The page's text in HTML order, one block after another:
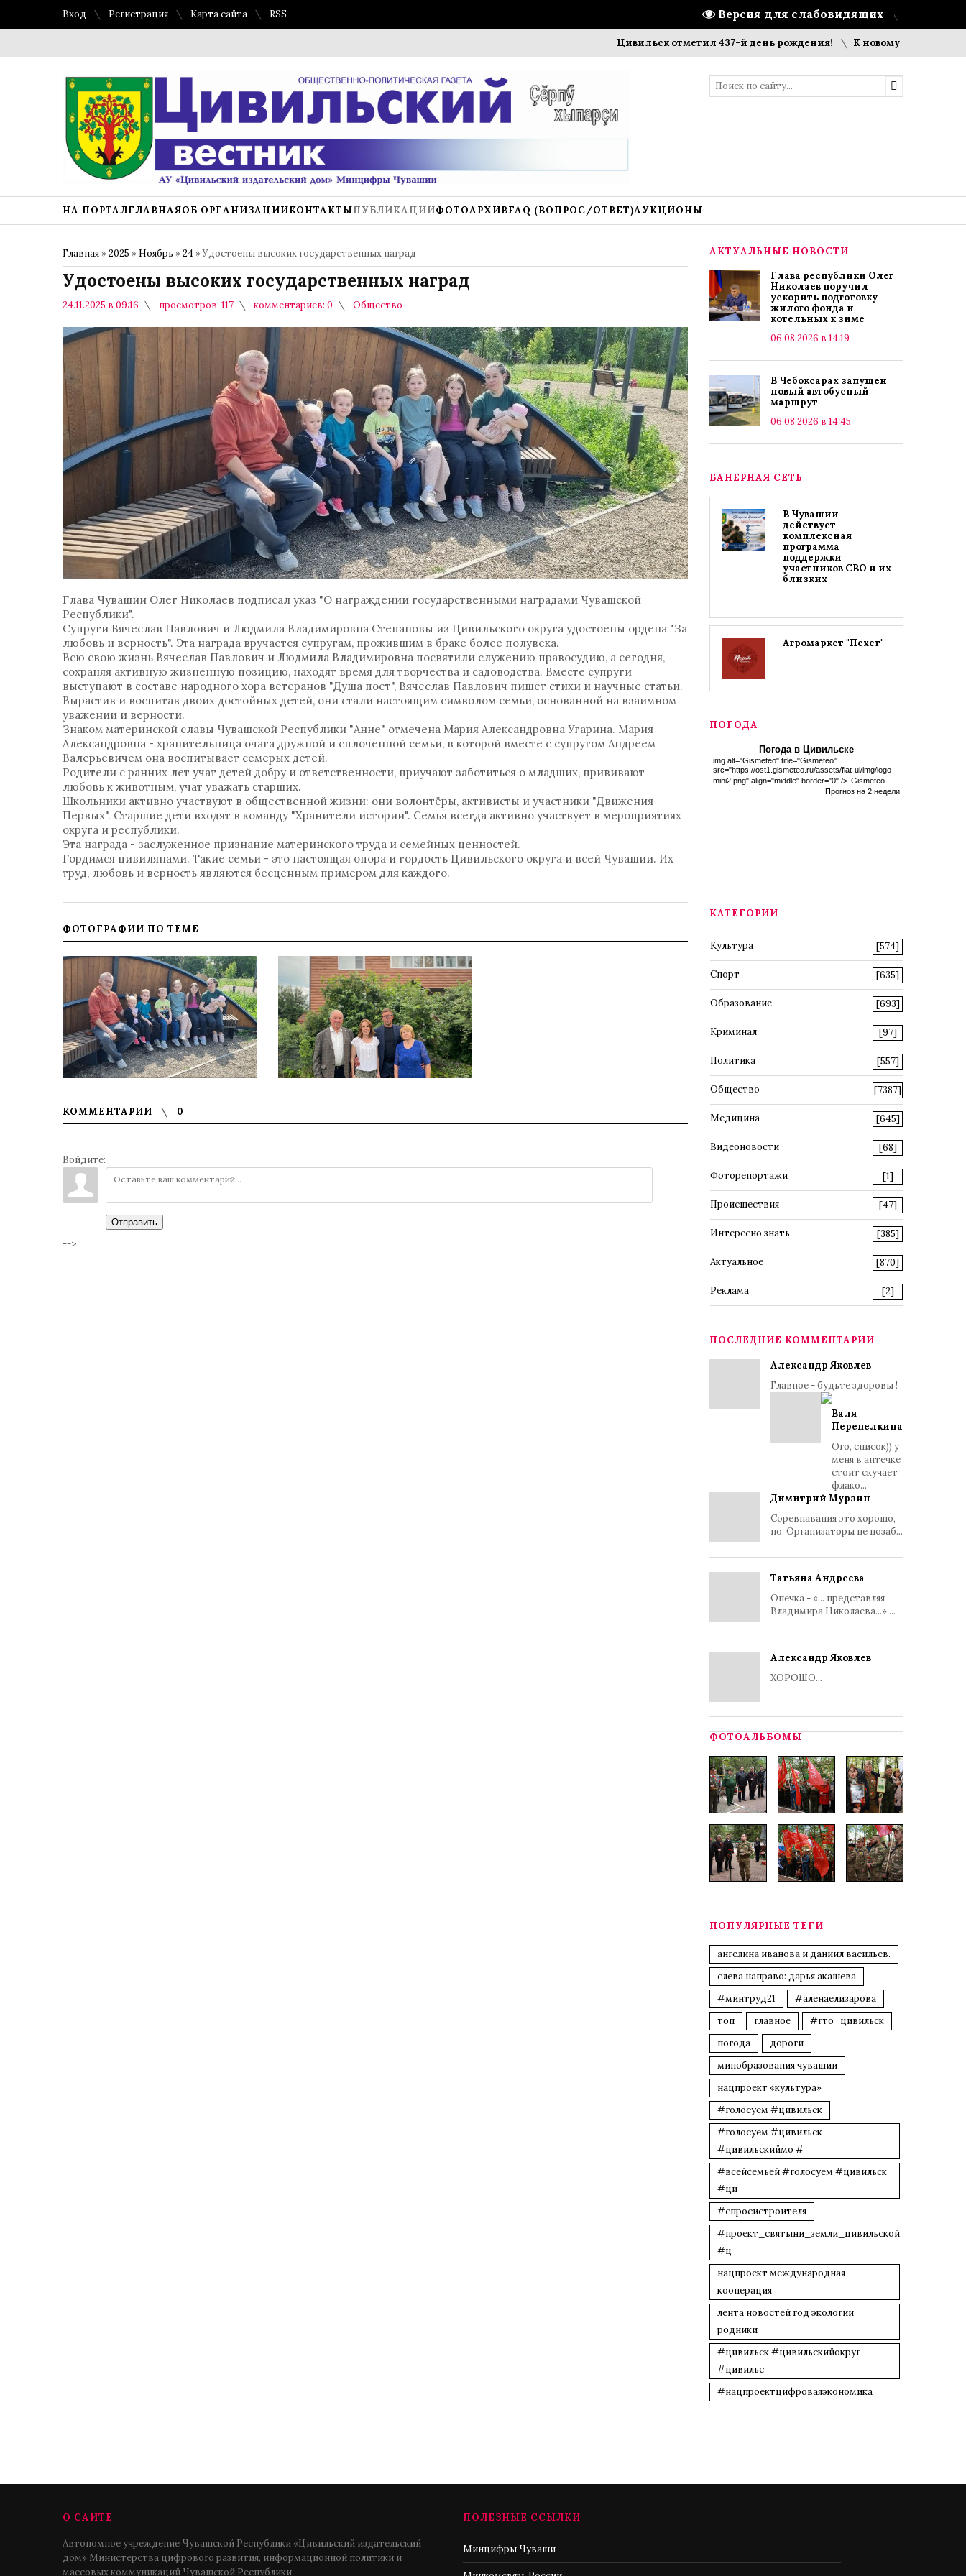
Версия для слабовидящих
Вход Регистрация Карта сайта RSS
Цивильск отметил 437-й день рождения! К новому учебному году
НА ПОРТАЛГЛАВНАЯОБ ОРГАНИЗАЦИИКОНТАКТЫПУБЛИКАЦИИФОТОАРХИВFAQ (ВОПРОС/ОТВЕТ)АУКЦИОНЫ
Главная »2025 » Ноябрь »24 » Удостоены высоких государственных наград
Удостоены высоких государственных наград
24.11.2025 в 09:16 просмотров: 117 комментариев: 0 Общество
Глава Чувашии Олег Николаев подписал указ "О награждении государственными наградами Чувашской
Республики".
Супруги Вячеслав Павлович и Людмила Владимировна Степановы из Цивильского округа удостоены ордена "За
любовь и верность". Эта награда вручается супругам, прожившим в браке более полувека.
Всю свою жизнь Вячеслав Павлович и Людмила Владимировна посвятили служению правосудию, а сегодня,
сохраняя активную жизненную позицию, находят время для творчества и садоводства. Вместе супруги
выступают в составе народного хора ветеранов "Душа поет", Вячеслав Павлович пишет стихи и научные статьи.
Вырастив и воспитав двоих достойных детей, они стали настоящим символом семьи, основанной на взаимном
уважении и верности.
Знаком материнской славы Чувашской Республики "Анне" отмечена Мария Александровна Угарина. Мария
Александровна - хранительница очага дружной и сплоченной семьи, в которой вместе с супругом Андреем
Валерьевичем она воспитывает семерых детей.
Родители с ранних лет учат детей добру и ответственности, приучают заботиться о младших, прививают
любовь к животным, учат уважать старших.
Школьники активно участвуют в общественной жизни: они волонтёры, активисты и участники "Движения
Первых". Старшие дети входят в команду "Хранители истории". Семья всегда активно участвует в мероприятиях
округа и республики.
Эта награда - заслуженное признание материнского труда и семейных ценностей.
Гордимся цивилянами. Такие семьи - это настоящая опора и гордость Цивильского округа и всей Чувашии. Их
труд, любовь и верность являются бесценным примером для каждого.
ФОТОГРАФИИ ПО ТЕМЕ
КОММЕНТАРИИ 0
Войдите:
Отправить
-->
АКТУАЛЬНЫЕ НОВОСТИ
Глава республики Олег
Николаев поручил
ускорить подготовку
жилого фонда и
котельных к зиме
06.08.2026 в 14:19
В Чебоксарах запущен
новый автобусный
маршрут
06.08.2026 в 14:45
БАНЕРНАЯ СЕТЬ
В Чувашии
действует
комплексная
программа
поддержки
участников СВО и их
близких
Агромаркет "Пехет"
ПОГОДА
Погода в Цивильске
img alt="Gismeteo" title="Gismeteo"
src="https://ost1.gismeteo.ru/assets/flat-ui/img/logo-
mini2.png" align="middle" border="0" /> Gismeteo
Прогноз на 2 недели
КАТЕГОРИИ
Культура [574]
Спорт [635]
Образование [693]
Криминал [97]
Политика [557]
Общество [7387]
Медицина [645]
Видеоновости [68]
Фоторепортажи [1]
Происшествия [47]
Интересно знать [385]
Актуальное [870]
Реклама [2]
ПОСЛЕДНИЕ КОММЕНТАРИИ
Александр Яковлев
Главное - будьте здоровы !
Валя
Перепелкина
Ого, список)) у
меня в аптечке
стоит скучает
флако...
Димитрий Мурзин
Соревнавания это хорошо,
но. Организаторы не позаб...
Татьяна Андреева
Опечка - «... представляя
Владимира Николаева...» ...
Александр Яковлев
ХОРОШО...
ФОТОАЛЬБОМЫ
ПОПУЛЯРНЫЕ ТЕГИ
ангелина иванова и даниил васильев.
слева направо: дарья акашева
#минтруд21
#аленаелизарова
топ
главное
#гто_цивильск
погода
дороги
минобразования чувашии
нацпроект «культура»
#голосуем #цивильск
#голосуем #цивильск
#цивильскиймо #
#всейсемьей #голосуем #цивильск
#ци
#спросистроителя
#проект_святыни_земли_цивильской
#ц
нацпроект международная
кооперация
лента новостей год экологии
родники
#цивильск #цивильскийокруг
#цивильс
#нацпроектцифроваяэкономика
О САЙТЕ
Автономное учреждение Чувашской Республики «Цивильский издательский
дом» Министерства цифрового развития, информационной политики и
массовых коммуникаций Чувашской Республики
ПОЛЕЗНЫЕ ССЫЛКИ
Минцифры Чуваши